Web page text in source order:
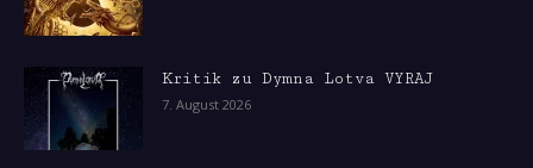
Kritik zu Dymna Lotva VYRAJ
7. August 2026